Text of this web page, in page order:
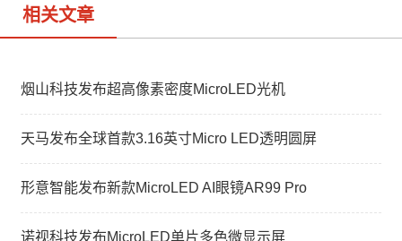
相关文章
烟山科技发布超高像素密度MicroLED光机
天马发布全球首款3.16英寸Micro LED透明圆屏
形意智能发布新款MicroLED AI眼镜AR99 Pro
诺视科技发布MicroLED单片多色微显示屏